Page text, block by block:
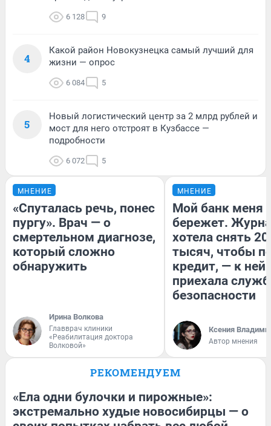
6 128 9
4
Какой район Новокузнецка самый лучший для
жизни — опрос
6 084 5
5
Новый логистический центр за 2 млрд рублей и
мост для него отстроят в Кузбассе —
подробности
6 072 5
МНЕНИЕ
«Спуталась речь, понес
пургу». Врач — о
смертельном диагнозе,
который сложно
обнаружить
Ирина Волкова
Главврач клиники
«Реабилитация доктора
Волковой»
МНЕНИЕ
Мой банк меня
бережет.
хотела снять
тысяч, чтобы
кредит, — к
приехала
безопасности
Ксения
Автор мнения
РЕКОМЕНДУЕМ
«Ела одни булочки и пирожные»:
экстремально худые новосибирцы — о